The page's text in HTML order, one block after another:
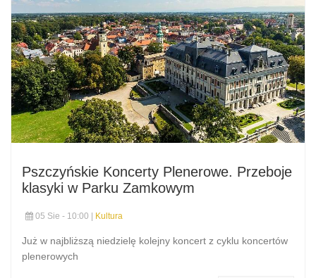
Pszczyńskie Koncerty Plenerowe. Przeboje
klasyki w Parku Zamkowym
05 Sie - 10:00 | Kultura
Już w najbliższą niedzielę kolejny koncert z cyklu koncertów
plenerowych